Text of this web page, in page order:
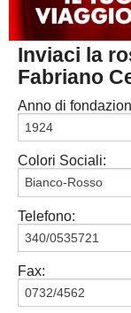
MACERATA
PESARO URBINO
ECCELLENZA
PROMOZIONE
1^ CATEGORIA
2^ CATEGORIA
3^ CATEGORIA
GIOVANILI
REGIONALI
DIRETTA
Inviaci la
Fabriano
Anno di
Colori Sociali:
Telefono:
Fax: